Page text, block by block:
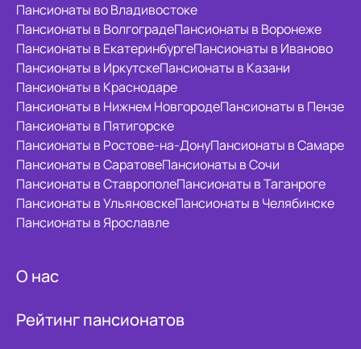
Пансионаты во Владивостоке
Пансионаты в ВолгоградеПансионаты в Воронеже
Пансионаты в ЕкатеринбургеПансионаты в Иваново
Пансионаты в ИркутскеПансионаты в Казани
Пансионаты в Краснодаре
Пансионаты в Нижнем НовгородеПансионаты в Пензе
Пансионаты в Пятигорске
Пансионаты в Ростове-на-ДонуПансионаты в Самаре
Пансионаты в СаратовеПансионаты в Сочи
Пансионаты в СтаврополеПансионаты в Таганроге
Пансионаты в УльяновскеПансионаты в Челябинске
Пансионаты в Ярославле
О нас
Рейтинг пансионатов